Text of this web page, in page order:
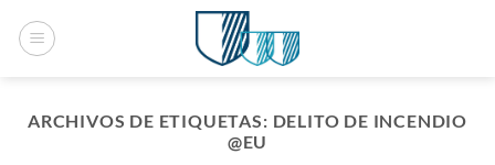
ARCHIVOS DE ETIQUETAS: DELITO DE INCENDIO
@EU